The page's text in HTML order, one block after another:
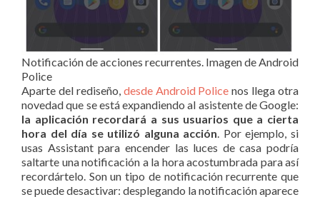
Notificación de acciones recurrentes. Imagen de Android
Police
Aparte del rediseño, desde Android Police nos llega otra
novedad que se está expandiendo al asistente de Google:
la aplicación recordará a sus usuarios que a cierta
hora del día se utilizó alguna acción. Por ejemplo, si
usas Assistant para encender las luces de casa podría
saltarte una notificación a la hora acostumbrada para así
recordártelo. Son un tipo de notificación recurrente que
se puede desactivar: desplegando la notificación aparece